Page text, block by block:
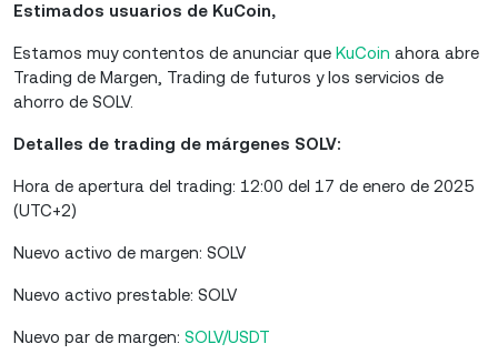
Estimados usuarios de KuCoin,
Estamos muy contentos de anunciar que KuCoin ahora abre
Trading de Margen, Trading de futuros y los servicios de
ahorro de SOLV.
Detalles de trading de márgenes SOLV:
Hora de apertura del trading: 12:00 del 17 de enero de 2025
(UTC+2)
Nuevo activo de margen: SOLV
Nuevo activo prestable: SOLV
Nuevo par de margen: SOLV/USDT